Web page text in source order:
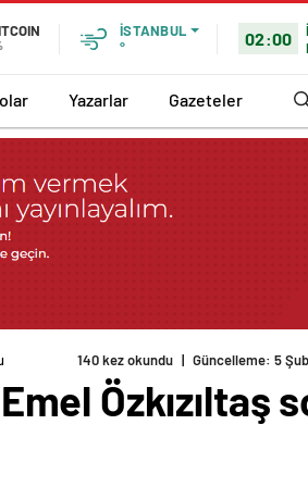
İSTANBUL
°
02:00
Yazarlar Gazeteler
140 kez okundu | Güncelleme: 5
Özkızıltaş